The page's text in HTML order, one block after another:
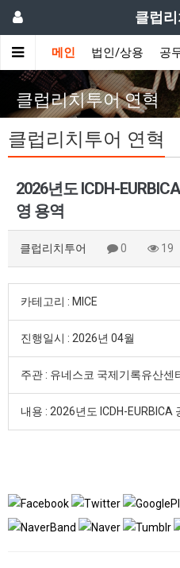
클럽리
메인 법인/상용 공
클럽리치투어 연혁
클럽리치투어 연혁
2026년도 ICDH-
영 용역
클럽리치투어 0 19
카테고리 : MICE
진행일시 : 2026년 04월
주관 : 유네스코 국제기록유산센
내용 : 2026년도 ICDH-